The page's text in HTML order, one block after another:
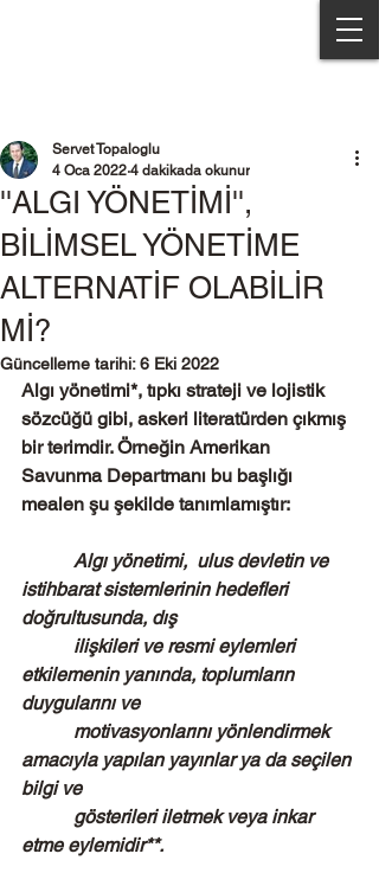
''ALGI YÖNETİMİ'',
BİLİMSEL YÖNETİME
ALTERNATİF OLABİLİR
Mİ?
Servet Topaloglu
4 Oca 2022 4 dakikada okunur
Güncelleme tarihi:6 Eki 2022
Algı yönetimi*, tıpkı strateji ve lojistik
sözcüğü gibi, askeri literatürden çıkmış
bir terimdir. Örneğin Amerikan
Savunma Departmanı bu başlığı
mealen şu şekilde tanımlamıştır:
istihbarat sistemlerinin hedefleri
doğrultusunda, dış
etkilemenin yanında, toplumların
duygularını ve
amacıyla yapılan yayınlar ya da seçilen
bilgi ve
etme eylemidir**.